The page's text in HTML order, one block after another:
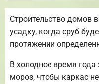
Строительство домов
усадку, когда сруб
протяжении
В холодное время
мороз, чтобы каркас